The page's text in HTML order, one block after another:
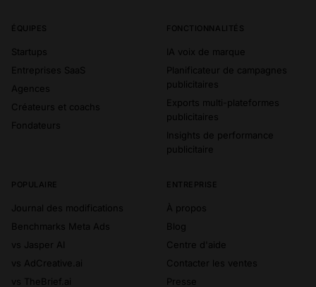
ÉQUIPES
Startups
Entreprises SaaS
Agences
Créateurs et coachs
Fondateurs
FONCTIONNALITÉS
IA voix de marque
Planificateur de campagnes
publicitaires
Exports multi-plateformes
publicitaires
Insights de performance
publicitaire
POPULAIRE
Journal des modifications
Benchmarks Meta Ads
vs Jasper AI
vs AdCreative.ai
vs TheBrief.ai
ENTREPRISE
À propos
Blog
Centre d'aide
Contacter les ventes
Presse